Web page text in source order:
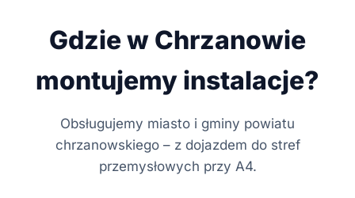
Gdzie w Chrzanowie
montujemy instalacje?
Obsługujemy miasto i gminy powiatu
chrzanowskiego – z dojazdem do stref
przemysłowych przy A4.